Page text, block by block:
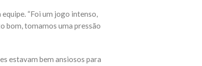
“Foi um jogo intenso,
bom, tomamos uma pressão
estavam bem ansiosos para